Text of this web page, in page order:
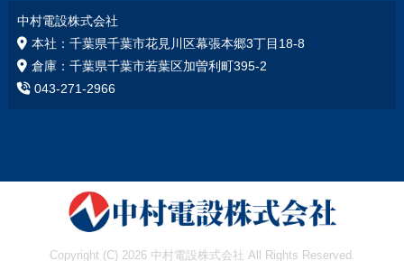
中村電設株式会社
本社：千葉県千葉市花見川区幕張本郷3丁目18‐8
倉庫：千葉県千葉市若葉区加曽利町395-2
043-271-2966
Copyright (C) 2026 中村電設株式会社 All Rights Reserved.